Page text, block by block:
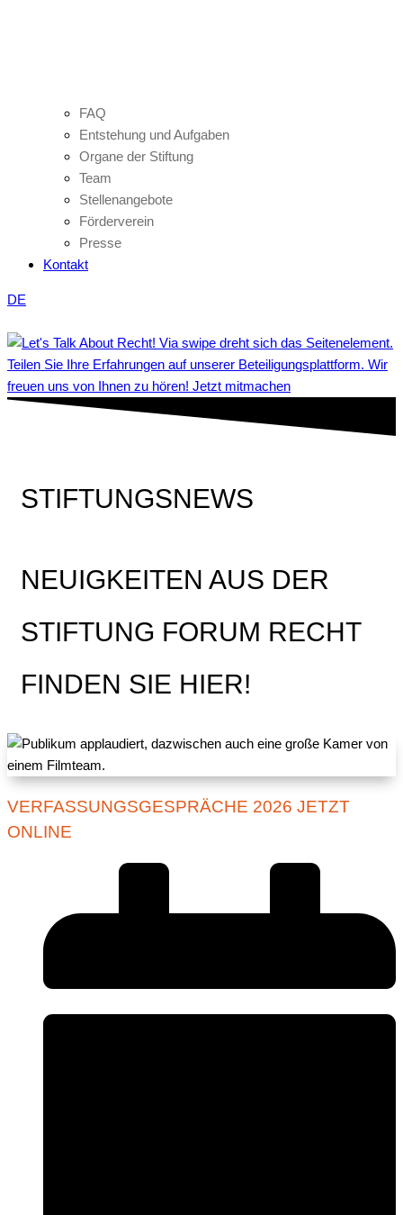
FAQ
Entstehung und Aufgaben
Organe der Stiftung
Team
Stellenangebote
Förderverein
Presse
Kontakt
DE
Teilen Sie Ihre Erfahrungen auf unserer Beteiligungsplattform. Wir
freuen uns von Ihnen zu hören! Jetzt mitmachen
STIFTUNGSNEWS
NEUIGKEITEN AUS DER
STIFTUNG FORUM RECHT
FINDEN SIE HIER!
VERFASSUNGSGESPRÄCHE 2026 JETZT
ONLINE